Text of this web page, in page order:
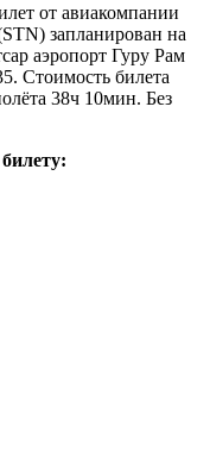
от авиакомпании
запланирован на
аэропорт Гуру Рам
Стоимость билета
38ч 10мин. Без